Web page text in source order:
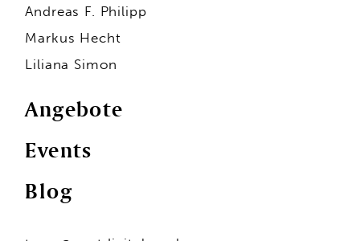
Andreas F. Philipp
Andreas F. Philipp
Markus Hecht
Liliana Simon
Angebote
Events
Blog